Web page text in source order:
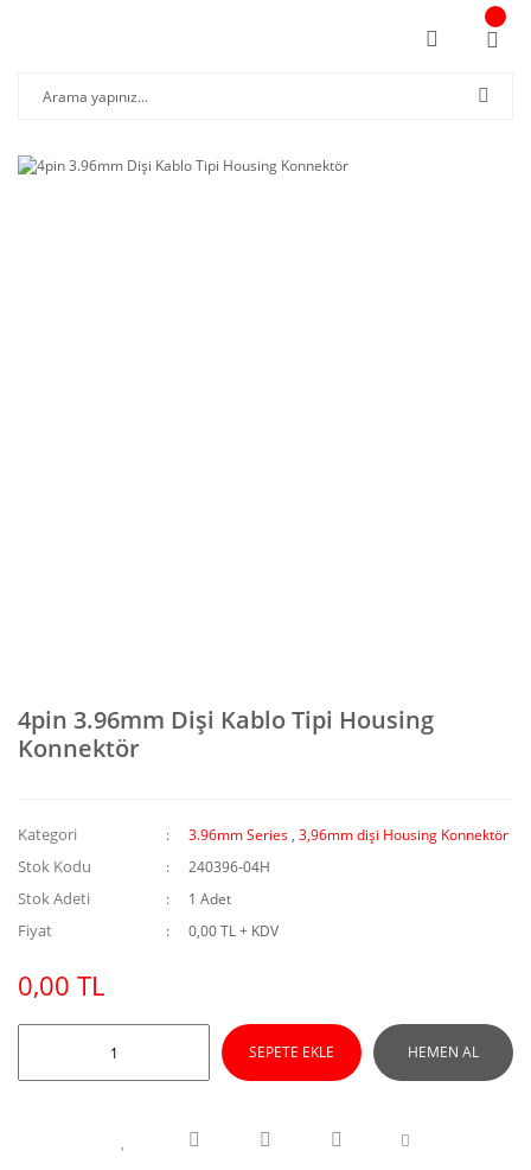
4pin 3.96mm Dişi Kablo Tipi Housing
Konnektör
Kategori 3.96mm Series ,3,96mm dişi Housing Konnektör
Stok Kodu 240396-04H
Stok Adeti 1 Adet
Fiyat 0,00 TL + KDV
0,00 TL
SEPETE EKLE HEMEN AL